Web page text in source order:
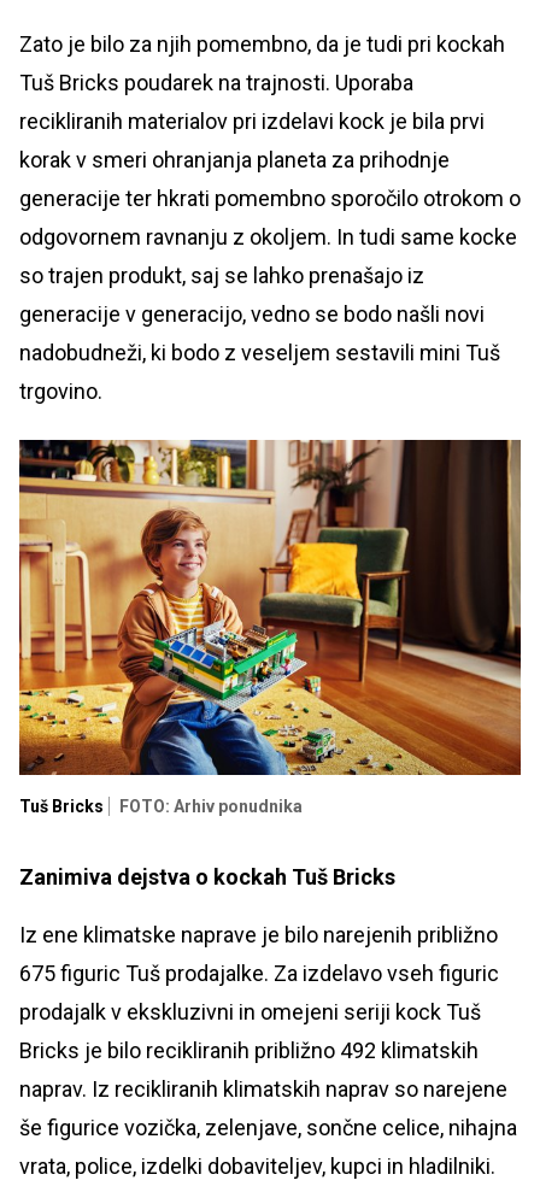
Zato je bilo za njih pomembno, da je tudi pri kockah
Tuš Bricks poudarek na trajnosti. Uporaba
recikliranih materialov pri izdelavi kock je bila prvi
korak v smeri ohranjanja planeta za prihodnje
generacije ter hkrati pomembno sporočilo otrokom o
odgovornem ravnanju z okoljem. In tudi same kocke
so trajen produkt, saj se lahko prenašajo iz
generacije v generacijo, vedno se bodo našli novi
nadobudneži, ki bodo z veseljem sestavili mini Tuš
trgovino.
Tuš Bricks FOTO: Arhiv ponudnika
Zanimiva dejstva o kockah Tuš Bricks
Iz ene klimatske naprave je bilo narejenih približno
675 figuric Tuš prodajalke. Za izdelavo vseh figuric
prodajalk v ekskluzivni in omejeni seriji kock Tuš
Bricks je bilo recikliranih približno 492 klimatskih
naprav. Iz recikliranih klimatskih naprav so narejene
še figurice vozička, zelenjave, sončne celice, nihajna
vrata, police, izdelki dobaviteljev, kupci in hladilniki.